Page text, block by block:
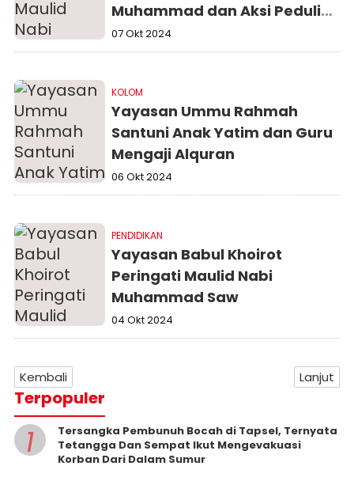
Muhammad dan Aksi Peduli
Palestina
07 Okt 2024
KOLOM
Yayasan Ummu Rahmah
Santuni Anak Yatim dan Guru
Mengaji Alquran
06 Okt 2024
PENDIDIKAN
Yayasan Babul Khoirot
Peringati Maulid Nabi
Muhammad Saw
04 Okt 2024
Kembali Lanjut
Terpopuler
1
Tersangka Pembunuh Bocah di Tapsel, Ternyata
Tetangga Dan Sempat Ikut Mengevakuasi
Korban Dari Dalam Sumur